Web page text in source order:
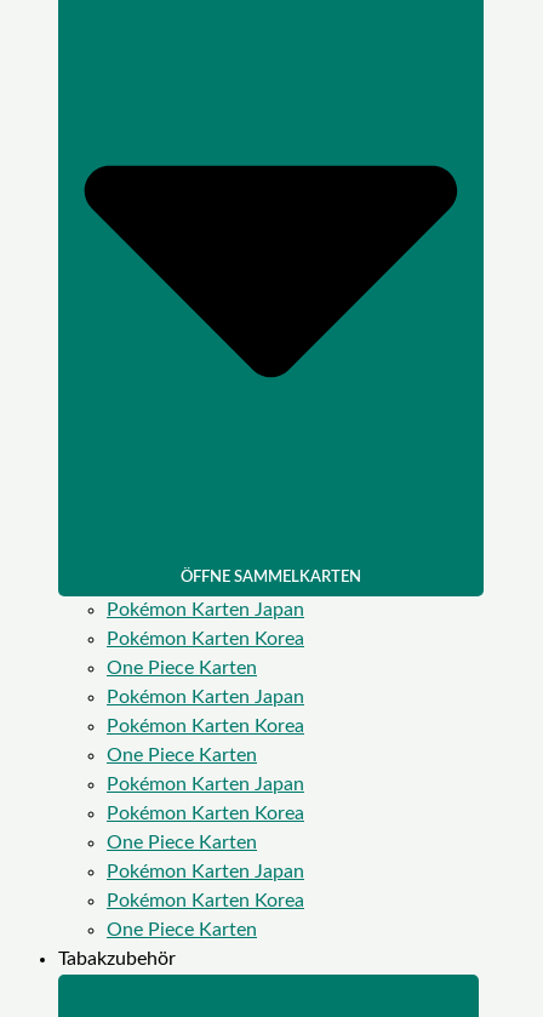
ÖFFNE SAMMELKARTEN
Pokémon Karten Japan
Pokémon Karten Korea
One Piece Karten
Pokémon Karten Japan
Pokémon Karten Korea
One Piece Karten
Pokémon Karten Japan
Pokémon Karten Korea
One Piece Karten
Pokémon Karten Japan
Pokémon Karten Korea
One Piece Karten
Tabakzubehör